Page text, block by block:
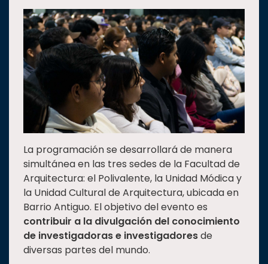
La programación se desarrollará de manera
simultánea en las tres sedes de la Facultad de
Arquitectura: el Polivalente, la Unidad Módica y
la Unidad Cultural de Arquitectura, ubicada en
Barrio Antiguo. El objetivo del evento es
contribuir a la divulgación del conocimiento
de investigadoras e investigadoresde
diversas partes del mundo.